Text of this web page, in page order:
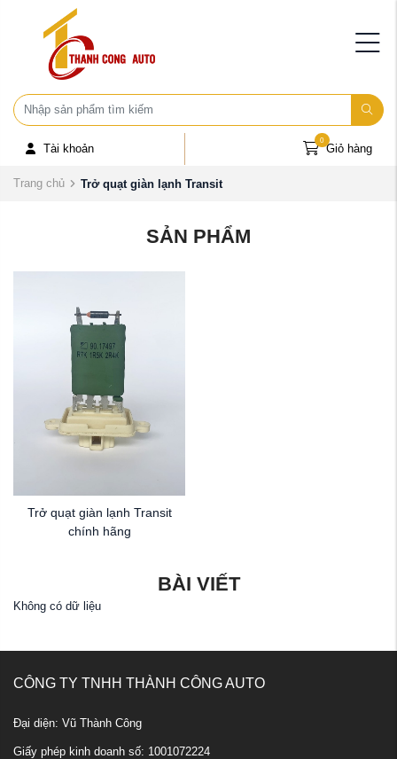
Tài khoản Giỏ hàng
0
Trang chủ Trở quạt giàn lạnh Transit
SẢN PHẨM
Trở quạt giàn lạnh Transit
chính hãng
BÀI VIẾT
Không có dữ liệu
CÔNG TY TNHH THÀNH CÔNG AUTO
Đại diện: Vũ Thành Công
Giấy phép kinh doanh số: 1001072224